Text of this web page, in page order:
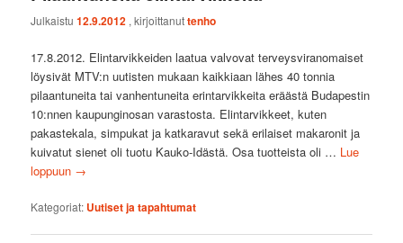
Julkaistu12.9.2012 , kirjoittanuttenho
17.8.2012. Elintarvikkeiden laatua valvovat terveysviranomaiset
löysivät MTV:n uutisten mukaan kaikkiaan lähes 40 tonnia
pilaantuneita tai vanhentuneita erintarvikkeita eräästä Budapestin
10:nnen kaupunginosan varastosta. Elintarvikkeet, kuten
pakastekala, simpukat ja katkaravut sekä erilaiset makaronit ja
kuivatut sienet oli tuotu Kauko-Idästä. Osa tuotteista oli … Lue
loppuun →
Kategoriat: Uutiset ja tapahtumat